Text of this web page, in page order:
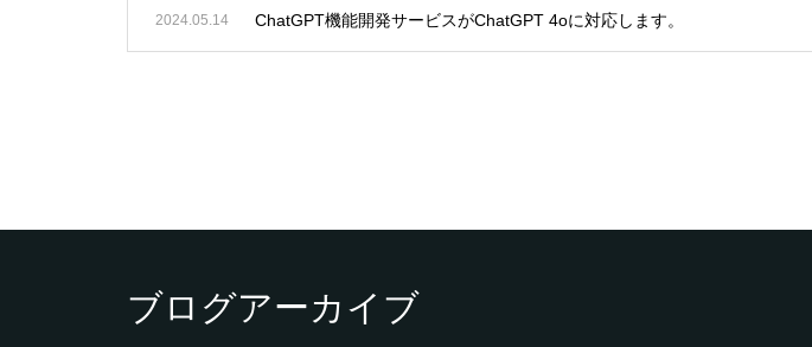
2024.05.14 ChatGPT機能開発サービスがChatGPT 4oに対応します。
ブログアーカイブ